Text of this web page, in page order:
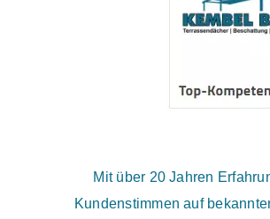
Mit über 20 Jahren
Kundenstimmen auf